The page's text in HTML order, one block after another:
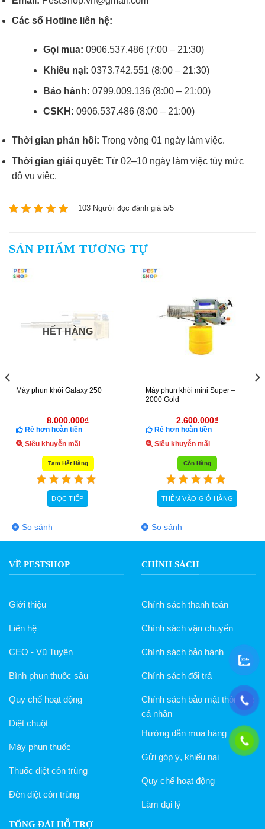
Các số Hotline liên hệ:
Gọi mua: 0906.537.486 (7:00 – 21:30)
Khiếu nại: 0373.742.551 (8:00 – 21:30)
Bảo hành: 0799.009.136 (8:00 – 21:00)
CSKH: 0906.537.486 (8:00 – 21:00)
Thời gian phản hồi: Trong vòng 01 ngày làm việc.
Thời gian giải quyết: Từ 02–10 ngày làm việc tùy mức
độ vụ việc.
103 Người đọc đánh giá 5/5
SẢN PHẨM TƯƠNG TỰ
Máy phun khói mini Super –
2.600.000
Rẻ hơn hoàn tiền
Siêu khuyễn mãi
Còn Hàng
THÊM VÀO GIỎ HÀNG
HẾT HÀNG
Máy phun khói OSHIMA
138 AM Nhật Bản
14.500.000
Rẻ hơn hoàn tiền
Siêu khuyễn mãi
Tạm Hết Hàng
ĐỌC TIẾP
VỀ PESTSHOP
Giới thiệu
Liên hệ
CEO - Vũ Tuyên
Bình phun thuốc sâu
Quy chế hoạt động
Diệt chuột
Máy phun thuốc
Thuốc diệt côn trùng
Đèn diệt côn trùng
CHÍNH SÁCH
Chính sách thanh toán
Chính sách vận chuyển
Chính sách bảo hành
Chính sách đổi trả
Chính sách bảo mật thông tin
cá nhân
Hướng dẫn mua hàng
Gửi góp ý, khiếu nại
Quy chế hoạt động
Làm đại lý
TỔNG ĐÀI HỖ TRỢ